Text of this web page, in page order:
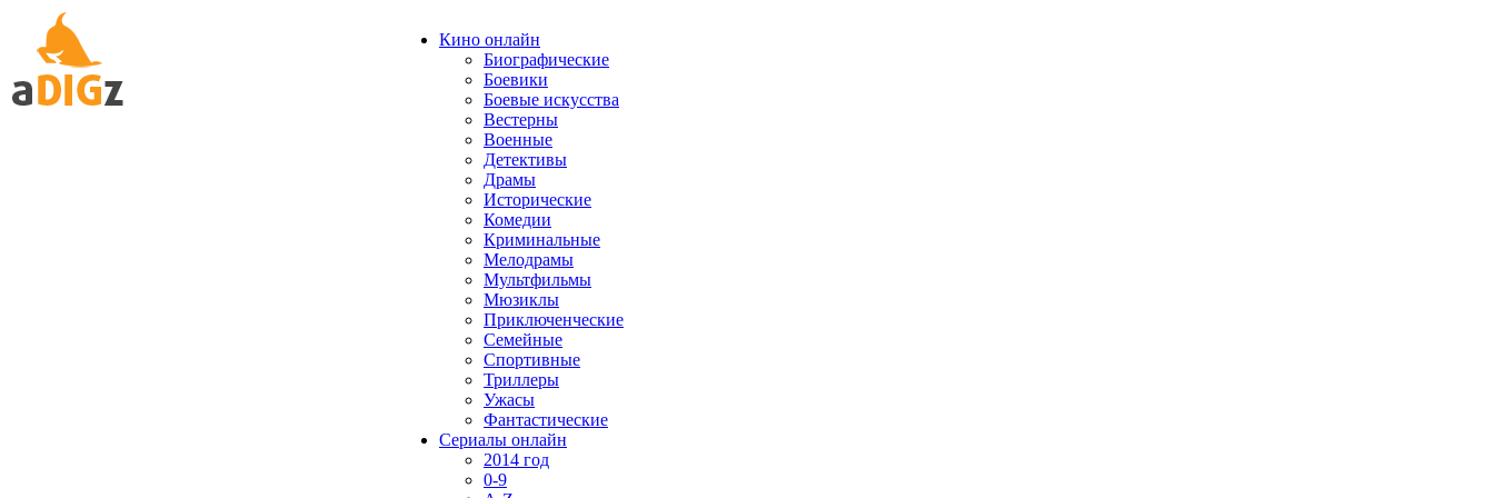
Кино онлайн
Биографические
Боевики
Боевые искусства
Вестерны
Военные
Детективы
Драмы
Исторические
Комедии
Криминальные
Мелодрамы
Мультфильмы
Мюзиклы
Приключенческие
Семейные
Спортивные
Триллеры
Ужасы
Фантастические
Сериалы онлайн
2014 год
0-9